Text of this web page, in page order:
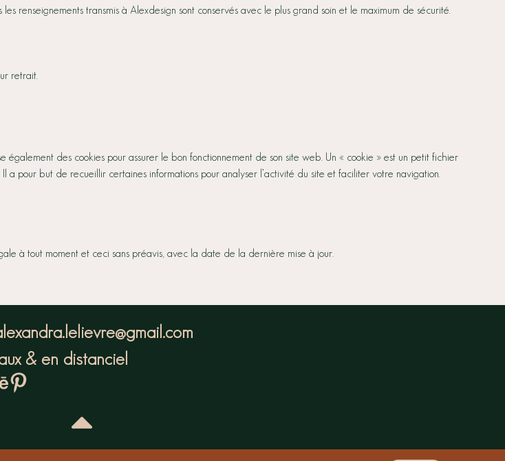
renseignements transmis à Alexdesign sont conservés avec le plus grand soin et le maximum de sécurité.
retrait.
également des cookies pour assurer le bon fonctionnement de son site web. Un « cookie » est un petit fichier
pour but de recueillir certaines informations pour analyser l’activité du site et faciliter votre navigation.
à tout moment et ceci sans préavis, avec la date de la dernière mise à jour.
& en distanciel